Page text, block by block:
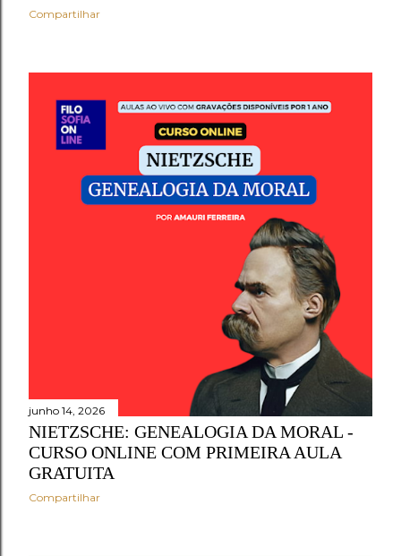
Compartilhar
junho 14, 2026
NIETZSCHE: GENEALOGIA DA MORAL -
CURSO ONLINE COM PRIMEIRA AULA
GRATUITA
Compartilhar